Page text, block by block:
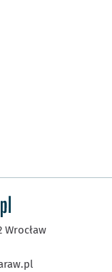
Wrocław